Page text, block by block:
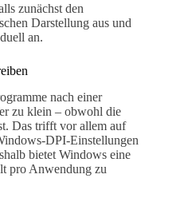
zunächst den
Darstellung aus und
an.
nach einer
zu klein – obwohl die
Das trifft vor allem auf
DPI-Einstellungen
bietet Windows eine
pro Anwendung zu